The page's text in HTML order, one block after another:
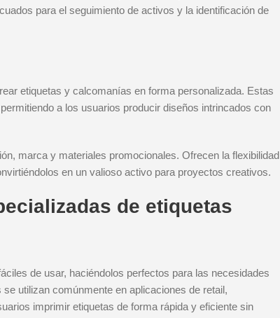
para el seguimiento de activos y la identificación de
etiquetas y calcomanías en forma personalizada. Estas
a los usuarios producir diseños intrincados con
marca y materiales promocionales. Ofrecen la flexibilidad
en un valioso activo para proyectos creativos.
de etiquetas
de usar, haciéndolos perfectos para las necesidades
utilizan comúnmente en aplicaciones de retail,
imprimir etiquetas de forma rápida y eficiente sin